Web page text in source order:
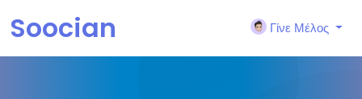
Soocian Γίνε Μέλος